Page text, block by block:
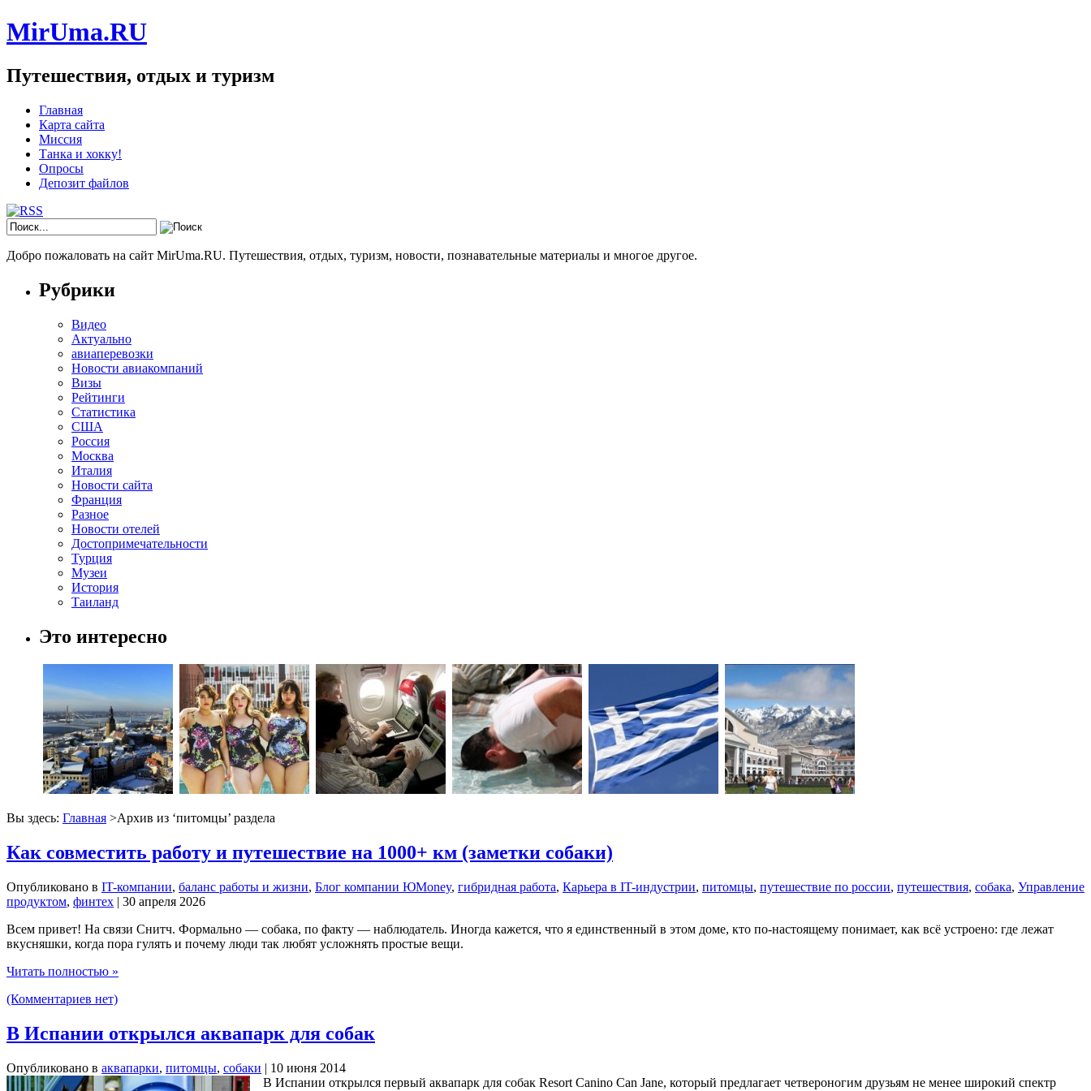
MirUma.RU
Путешествия, отдых и туризм
Главная
Карта сайта
Миссия
Танка и хокку!
Опросы
Депозит файлов
Добро пожаловать на сайт MirUma.RU. Путешествия, отдых, туризм, новости, познавательные материалы и многое другое.
Рубрики
Видео
Актуально
авиаперевозки
Новости авиакомпаний
Визы
Рейтинги
Статистика
США
Россия
Москва
Италия
Новости сайта
Франция
Разное
Новости отелей
Достопримечательности
Турция
Музеи
История
Таиланд
Это интересно
Вы здесь: Главная >Архив из ‘питомцы’ раздела
Как совместить работу и путешествие на 1000+ км (заметки собаки)
Опубликовано в IT-компании, баланс работы и жизни, Блог компании ЮMoney, гибридная работа, Карьера в IT-индустрии, питомцы, путешествие по россии, путешествия, собака, Управление
продуктом, финтех | 30 апреля 2026
Всем привет! На связи Снитч. Формально — собака, по факту — наблюдатель. Иногда кажется, что я единственный в этом доме, кто по-настоящему понимает, как всё устроено: где лежат
вкусняшки, когда пора гулять и почему люди так любят усложнять простые вещи.
Читать полностью »
(Комментариев нет)
В Испании открылся аквапарк для собак
Опубликовано в аквапарки, питомцы, собаки | 10 июня 2014
В Испании открылся первый аквапарк для собак Resort Canino Can Jane, который предлагает четвероногим друзьям не менее широкий спектр